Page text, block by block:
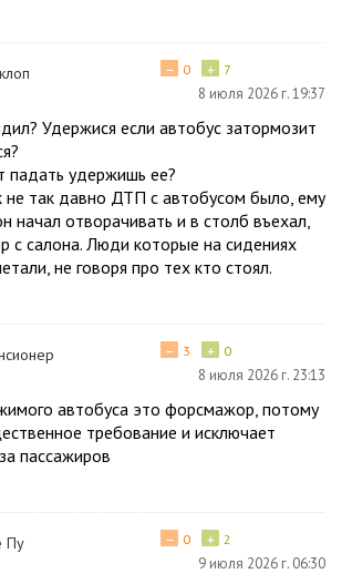
+ 7
− 0
8 июля 2026 г. 19:37
Удержися если автобус затормозит
падать удержишь ее?
не так давно ДТП с автобусом было, ему
начал отворачивать и в столб въехал,
с салона. Люди которые на сидениях
не говоря про тех кто стоял.
+ 0
− 3
8 июля 2026 г. 23:13
автобуса это форсмажор, потому
требование и исключает
пассажиров
Пу + 2
− 0
9 июля 2026 г. 06:30